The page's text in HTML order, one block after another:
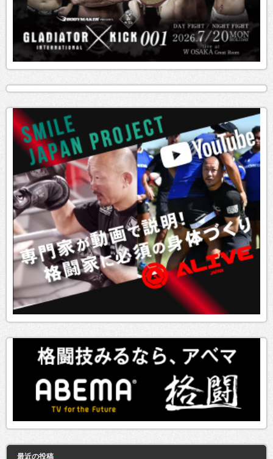
最近の投稿